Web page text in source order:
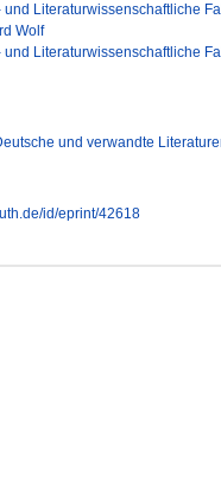
und Literaturwissenschaftliche
Wolf
und Literaturwissenschaftliche
und verwandte
id/eprint/42618